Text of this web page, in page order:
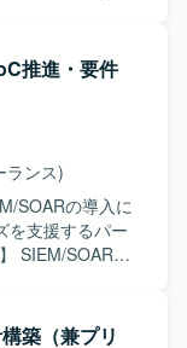
リティ要件を
デプロイでき
よる信頼性の指
監視・オブザー
い運用体制を
推進や運用改善
ています。開発
バリー速度の両
DevOpsなど
推進・要件
ランス)
SOARの導入に
を支援するパー
ていただきま
築（兼プリ